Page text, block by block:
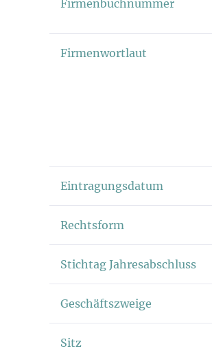
Firmenbuchnummer
Firmenwortlaut
Eintragungsdatum
Rechtsform
Stichtag Jahresabschluss
Geschäftszweige
Sitz